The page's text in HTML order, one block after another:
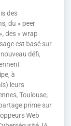
des
du « peer
des « wrap
est basé sur
défi,
à
leurs
Toulouse,
prime sur
Web